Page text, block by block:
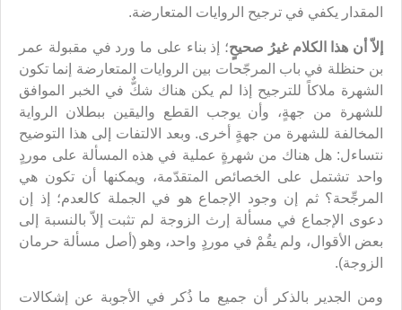
المقدار يكفي في ترجيح الروايات المتعارضة.
إلاّ أن هذا الكلام غيرُ صحيحٍ؛ إذ بناء على ما ورد في مقبولة عمر
بن حنظلة في باب المرجّحات بين الروايات المتعارضة إنما تكون
الشهرة ملاكاً للترجيح إذا لم يكن هناك شكٌّ في الخبر الموافق
للشهرة من جهةٍ، وأن يوجب القطع واليقين ببطلان الرواية
المخالفة للشهرة من جهةٍ أخرى. وبعد الالتفات إلى هذا التوضيح
نتساءل: هل هناك من شهرةٍ عملية في هذه المسألة على موردٍ
واحد تشتمل على الخصائص المتقدّمة، ويمكنها أن تكون هي
المرجِّحة؟ ثم إن وجود الإجماع هو في الجملة كالعدم؛ إذ إن
دعوى الإجماع في مسألة إرث الزوجة لم تثبت إلاّ بالنسبة إلى
بعض الأقوال، ولم يقُمْ في موردٍ واحد، وهو (أصل مسألة حرمان
الزوجة).
ومن الجدير بالذكر أن جميع ما ذُكر في الأجوبة عن إشكالات